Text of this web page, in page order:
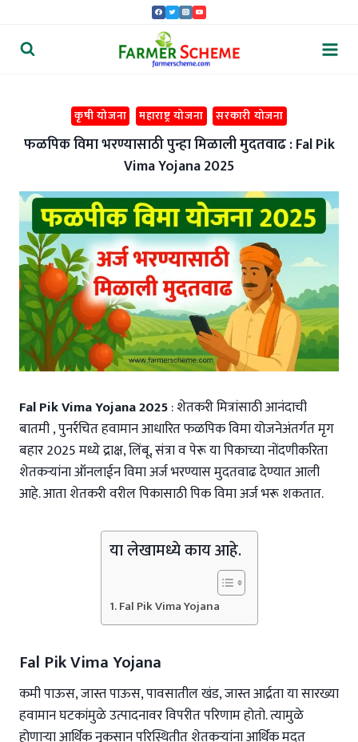
content
कृषी योजना महाराष्ट्र योजना सरकारी योजना
फळपिक विमा भरण्यासाठी पुन्हा मिळाली मुदतवाढ : Fal Pik
Vima Yojana 2025
Fal Pik Vima Yojana 2025: शेतकरी मित्रांसाठी आनंदाची
बातमी , पुनर्रचित हवामान आधारित फळपिक विमा योजनेअंतर्गत मृग
बहार 2025 मध्ये द्राक्ष, लिंबू, संत्रा व पेरू या पिकाच्या नोंदणीकरिता
शेतकऱ्यांना ऑनलाईन विमा अर्ज भरण्यास मुदतवाढ देण्यात आली
आहे. आता शेतकरी वरील पिकासाठी पिक विमा अर्ज भरू शकतात.
या लेखामध्ये काय आहे.
Fal Pik Vima Yojana
Fal Pik Vima Yojana
कमी पाऊस, जास्त पाऊस, पावसातील खंड, जास्त आर्द्रता या सारख्या
हवामान घटकांमुळे उत्पादनावर विपरीत परिणाम होतो. त्यामुळे
होणाऱ्या आर्थिक नुकसान परिस्थितीत शेतकऱ्यांना आर्थिक मदत